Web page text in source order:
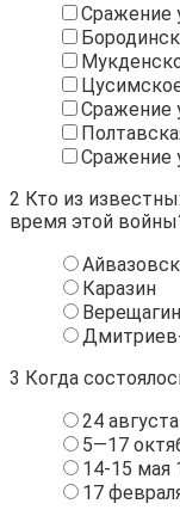
Сражение
Сражение
Сражение
2 Кто из
время этой
Каразин
Верещагин
3 Когда
24
5—17
14-15 мая
17